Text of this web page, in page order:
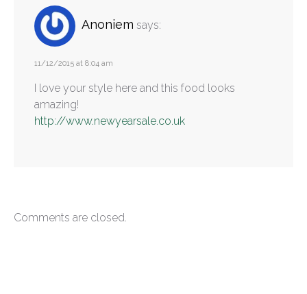
Anoniem says:
11/12/2015 at 8:04 am
I love your style here and this food looks
amazing!
http://www.newyearsale.co.uk
Comments are closed.